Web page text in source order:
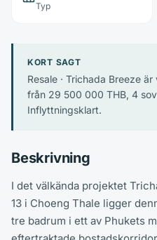
Typ
KORT SAGT
Resale · Trichada Breeze
från 29 500 000 THB, 4
Inflyttningsklart.
Beskrivning
I det välkända projektet
13 i Choeng Thale ligger
tre badrum i ett av Phukets